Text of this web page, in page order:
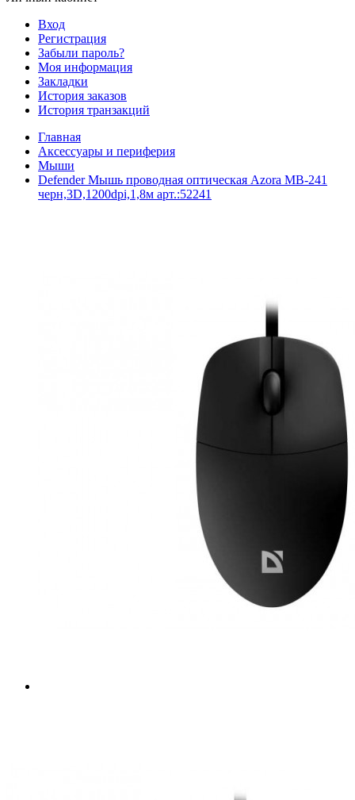
Вход
Регистрация
Забыли пароль?
Моя информация
Закладки
История заказов
История транзакций
Главная
Аксессуары и периферия
Мыши
Defender Мышь проводная оптическая Azora MB-241
черн,3D,1200dpi,1,8м арт.:52241